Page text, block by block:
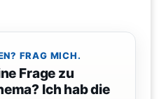
FRAG MICH.
Frage zu
Ich hab die